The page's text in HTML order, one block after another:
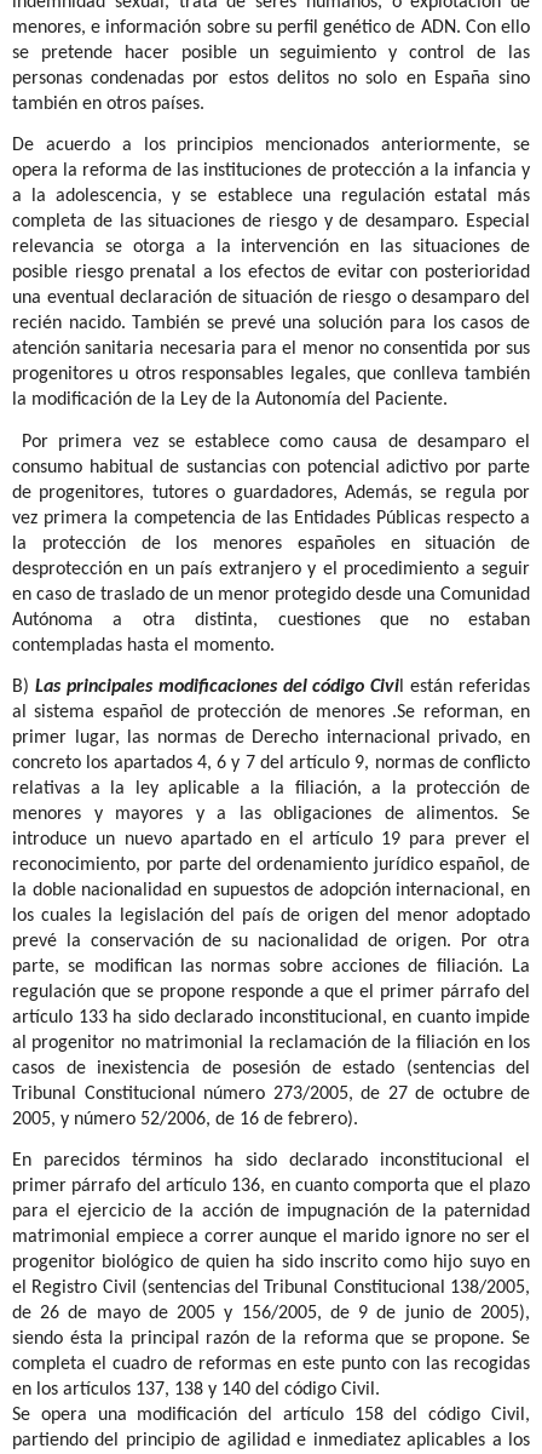
menores, e información sobre su perfil genético de ADN. Con ello
se pretende hacer posible un seguimiento y control de las
personas condenadas por estos delitos no solo en España sino
también en otros países.
De acuerdo a los principios mencionados anteriormente, se
opera la reforma de las instituciones de protección a la infancia y
a la adolescencia, y se establece una regulación estatal más
completa de las situaciones de riesgo y de desamparo. Especial
relevancia se otorga a la intervención en las situaciones de
posible riesgo prenatal a los efectos de evitar con posterioridad
una eventual declaración de situación de riesgo o desamparo del
recién nacido. También se prevé una solución para los casos de
atención sanitaria necesaria para el menor no consentida por sus
progenitores u otros responsables legales, que conlleva también
la modificación de la Ley de la Autonomía del Paciente.
Por primera vez se establece como causa de desamparo el
consumo habitual de sustancias con potencial adictivo por parte
de progenitores, tutores o guardadores, Además, se regula por
vez primera la competencia de las Entidades Públicas respecto a
la protección de los menores españoles en situación de
desprotección en un país extranjero y el procedimiento a seguir
en caso de traslado de un menor protegido desde una Comunidad
Autónoma a otra distinta, cuestiones que no estaban
contempladas hasta el momento.
B) Las principales modificaciones del código Civi l están referidas
al sistema español de protección de menores .Se reforman, en
primer lugar, las normas de Derecho internacional privado, en
concreto los apartados 4, 6 y 7 del artículo 9, normas de conflicto
relativas a la ley aplicable a la filiación, a la protección de
menores y mayores y a las obligaciones de alimentos. Se
introduce un nuevo apartado en el artículo 19 para prever el
reconocimiento, por parte del ordenamiento jurídico español, de
la doble nacionalidad en supuestos de adopción internacional, en
los cuales la legislación del país de origen del menor adoptado
prevé la conservación de su nacionalidad de origen. Por otra
parte, se modifican las normas sobre acciones de filiación. La
regulación que se propone responde a que el primer párrafo del
artículo 133 ha sido declarado inconstitucional, en cuanto impide
al progenitor no matrimonial la reclamación de la filiación en los
casos de inexistencia de posesión de estado (sentencias del
Tribunal Constitucional número 273/2005, de 27 de octubre de
2005, y número 52/2006, de 16 de febrero).
En parecidos términos ha sido declarado inconstitucional el
primer párrafo del artículo 136, en cuanto comporta que el plazo
para el ejercicio de la acción de impugnación de la paternidad
matrimonial empiece a correr aunque el marido ignore no ser el
progenitor biológico de quien ha sido inscrito como hijo suyo en
el Registro Civil (sentencias del Tribunal Constitucional 138/2005,
de 26 de mayo de 2005 y 156/2005, de 9 de junio de 2005),
siendo ésta la principal razón de la reforma que se propone. Se
completa el cuadro de reformas en este punto con las recogidas
en los artículos 137, 138 y 140 del código Civil.
Se opera una modificación del artículo 158 del código Civil,
partiendo del principio de agilidad e inmediatez aplicables a los